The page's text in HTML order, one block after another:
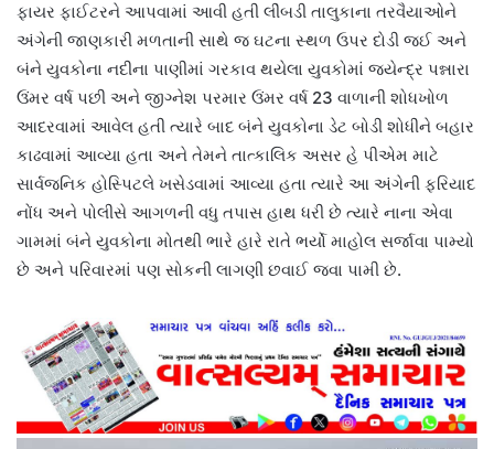
ફાયર ફાઈટરને આપવામાં આવી હતી લીંબડી તાલુકાના તરવૈયાઓને
અંગેની જાણકારી મળતાની સાથે જ ઘટના સ્થળ ઉપર દોડી જઈ અને
બંને યુવકોના નદીના પાણીમાં ગરકાવ થયેલા યુવકોમાં જયેન્દ્ર પન્નારા
ઉંમર વર્ષ પછી અને જીગ્નેશ પરમાર ઉંમર વર્ષ 23 વાળાની શોધખોળ
આદરવામાં આવેલ હતી ત્યારે બાદ બંને યુવકોના ડેટ બોડી શોધીને બહાર
કાઢવામાં આવ્યા હતા અને તેમને તાત્કાલિક અસર હે પીએમ માટે
સાર્વજનિક હોસ્પિટલે ખસેડવામાં આવ્યા હતા ત્યારે આ અંગેની ફરિયાદ
નોંધ અને પોલીસે આગળની વધુ તપાસ હાથ ધરી છે ત્યારે નાના એવા
ગામમાં બંને યુવકોના મોતથી ભારે હારે રાતે ભર્યો માહોલ સર્જાવા પામ્યો
છે અને પરિવારમાં પણ સોકની લાગણી છવાઈ જવા પામી છે.